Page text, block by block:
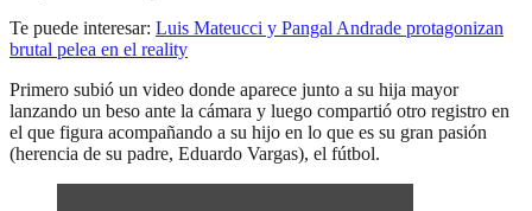
Te puede interesar: Luis Mateucci y Pangal Andrade protagonizan
brutal pelea en el reality
Primero subió un video donde aparece junto a su hija mayor
lanzando un beso ante la cámara y luego compartió otro registro en
el que figura acompañando a su hijo en lo que es su gran pasión
(herencia de su padre, Eduardo Vargas), el fútbol.